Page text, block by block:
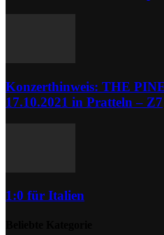
Konzerthinweis: THE
17.10.2021 in Pratteln – Z7
1:0 für Italien